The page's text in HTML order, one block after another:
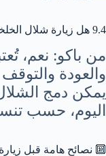
9.4 هل زيارة شلال الخلخال تحتاج إلى يوم كامل؟
من باكو: نعم،
والعودة
يمكن دمج
اليوم، حسب
🔟 نصائح هامة قبل